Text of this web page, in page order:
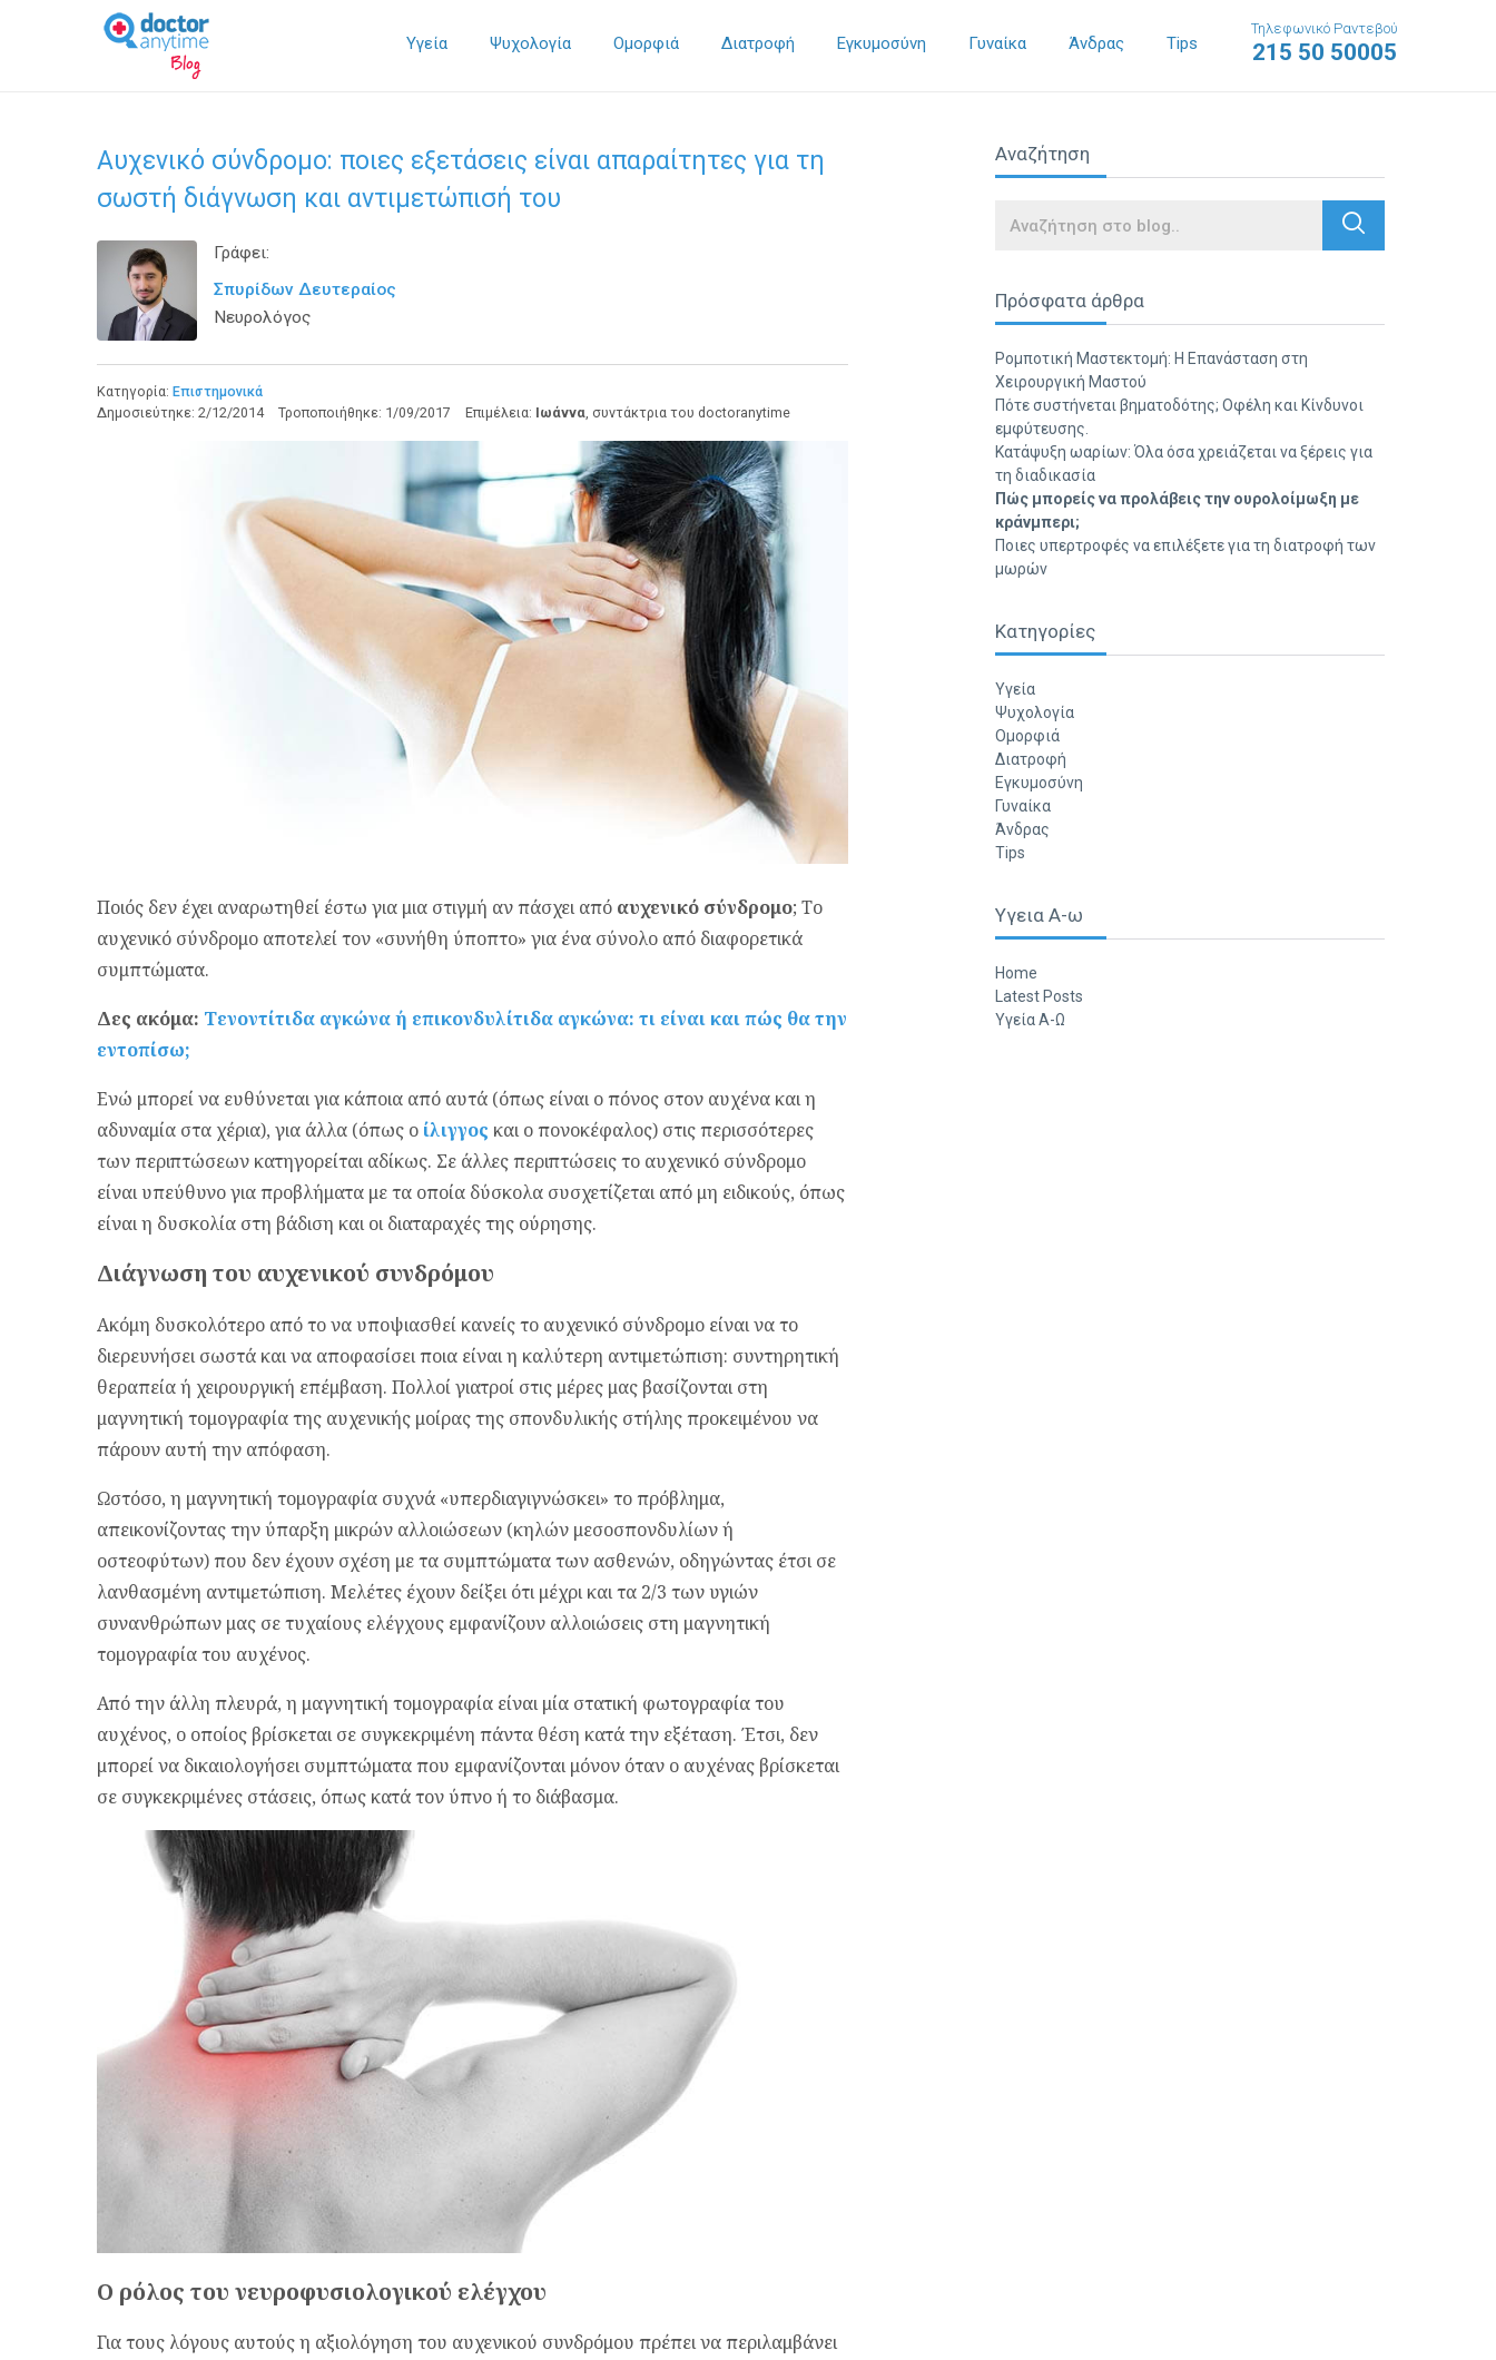
Υγεία Ψυχολογία Ομορφιά Διατροφή Εγκυμοσύνη Γυναίκα Άνδρας Tips
Τηλεφωνικό Ραντεβού
215 50 50005
Αυχενικό σύνδρομο: ποιες εξετάσεις είναι απαραίτητες για τη
σωστή διάγνωση και αντιμετώπισή του
Γράφει:
Σπυρίδων Δευτεραίος
Νευρολόγος
Κατηγορία: Επιστημονικά
Δημοσιεύτηκε: 2/12/2014 Τροποποιήθηκε: 1/09/2017 Επιμέλεια: Ιωάννα, συντάκτρια του doctoranytime
Ποιός δεν έχει αναρωτηθεί έστω για μια στιγμή αν πάσχει από αυχενικό σύνδρομο; Το
αυχενικό σύνδρομο αποτελεί τον «συνήθη ύποπτο» για ένα σύνολο από διαφορετικά
συμπτώματα.
Δες ακόμα: Τενοντίτιδα αγκώνα ή επικονδυλίτιδα αγκώνα: τι είναι και πώς θα την
εντοπίσω;
Ενώ μπορεί να ευθύνεται για κάποια από αυτά (όπως είναι ο πόνος στον αυχένα και η
αδυναμία στα χέρια), για άλλα (όπως ο ίλιγγος και ο πονοκέφαλος) στις περισσότερες
των περιπτώσεων κατηγορείται αδίκως. Σε άλλες περιπτώσεις το αυχενικό σύνδρομο
είναι υπεύθυνο για προβλήματα με τα οποία δύσκολα συσχετίζεται από μη ειδικούς, όπως
είναι η δυσκολία στη βάδιση και οι διαταραχές της ούρησης.
Διάγνωση του αυχενικού συνδρόμου
Ακόμη δυσκολότερο από το να υποψιασθεί κανείς το αυχενικό σύνδρομο είναι να το
διερευνήσει σωστά και να αποφασίσει ποια είναι η καλύτερη αντιμετώπιση: συντηρητική
θεραπεία ή χειρουργική επέμβαση. Πολλοί γιατροί στις μέρες μας βασίζονται στη
μαγνητική τομογραφία της αυχενικής μοίρας της σπονδυλικής στήλης προκειμένου να
πάρουν αυτή την απόφαση.
Ωστόσο, η μαγνητική τομογραφία συχνά «υπερδιαγιγνώσκει» το πρόβλημα,
απεικονίζοντας την ύπαρξη μικρών αλλοιώσεων (κηλών μεσοσπονδυλίων ή
οστεοφύτων) που δεν έχουν σχέση με τα συμπτώματα των ασθενών, οδηγώντας έτσι σε
λανθασμένη αντιμετώπιση. Μελέτες έχουν δείξει ότι μέχρι και τα 2/3 των υγιών
συνανθρώπων μας σε τυχαίους ελέγχους εμφανίζουν αλλοιώσεις στη μαγνητική
τομογραφία του αυχένος.
Από την άλλη πλευρά, η μαγνητική τομογραφία είναι μία στατική φωτογραφία του
αυχένος, ο οποίος βρίσκεται σε συγκεκριμένη πάντα θέση κατά την εξέταση. Έτσι, δεν
μπορεί να δικαιολογήσει συμπτώματα που εμφανίζονται μόνον όταν ο αυχένας βρίσκεται
σε συγκεκριμένες στάσεις, όπως κατά τον ύπνο ή το διάβασμα.
Ο ρόλος του νευροφυσιολογικού ελέγχου
Για τους λόγους αυτούς η αξιολόγηση του αυχενικού συνδρόμου πρέπει να περιλαμβάνει
Αναζήτηση
Search
Πρόσφατα άρθρα
Ρομποτική Μαστεκτομή: Η Επανάσταση στη
Χειρουργική Μαστού
Πότε συστήνεται βηματοδότης; Οφέλη και Κίνδυνοι
εμφύτευσης.
Κατάψυξη ωαρίων: Όλα όσα χρειάζεται να ξέρεις για
τη διαδικασία
Πώς μπορείς να προλάβεις την ουρολοίμωξη με
κράνμπερι;
Ποιες υπερτροφές να επιλέξετε για τη διατροφή των
μωρών
Κατηγορίες
Υγεία
Ψυχολογία
Ομορφιά
Διατροφή
Εγκυμοσύνη
Γυναίκα
Άνδρας
Tips
Υγεια Α-ω
Home
Latest Posts
Υγεία Α-Ω